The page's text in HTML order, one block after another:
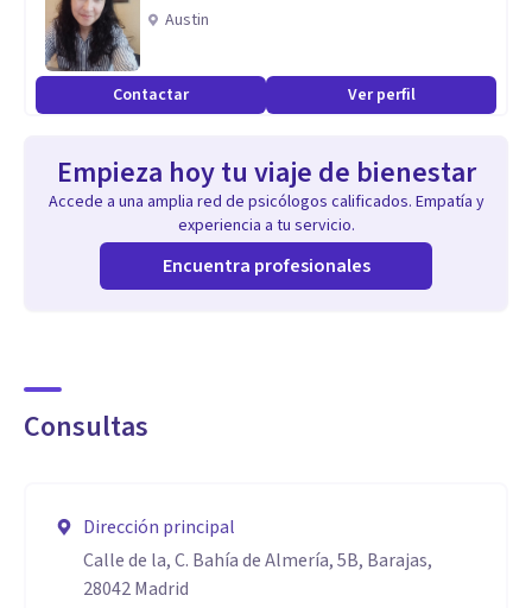
revitalizar el organismo y calmar la mente.
¿Qué me distingue?
emociones, sino también cómo se reflejan en el cuerpo.
Esta perspectiva holística garantiza resultados efectivos.
- Fortalezas Individuales: Trabajo con las capacidades
Austin
Contactar Ver perfil
Empieza hoy tu viaje de bienestar
Accede a una amplia red de psicólogos calificados. Empatía y
experiencia a tu servicio.
Encuentra profesionales
Consultas
Dirección principal
Calle de la, C. Bahía de Almería, 5B, Barajas,
28042 Madrid